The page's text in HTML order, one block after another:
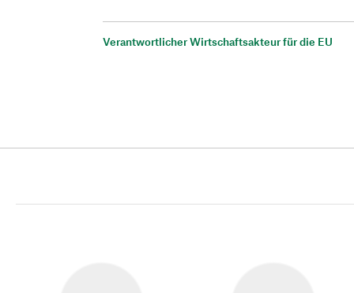
Verantwortlicher Wirtschaftsakteur für die EU